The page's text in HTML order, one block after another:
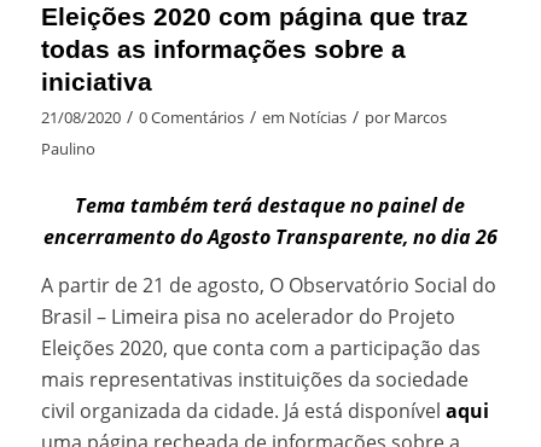
Eleições 2020 com página que traz
todas as informações sobre a
iniciativa
21/08/2020 / 0 Comentários / em Notícias / por Marcos
Paulino
Tema também terá destaque no painel de
encerramento do Agosto Transparente, no dia 26
A partir de 21 de agosto, O Observatório Social do
Brasil – Limeira pisa no acelerador do Projeto
Eleições 2020, que conta com a participação das
mais representativas instituições da sociedade
civil organizada da cidade. Já está disponível aqui